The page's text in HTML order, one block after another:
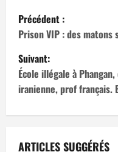
N
a
v
i
g
a
Précédent :
Prison VIP : des matons
Suivant:
École illégale à
iranienne, prof français.
ARTICLES SUGGÉRÉS